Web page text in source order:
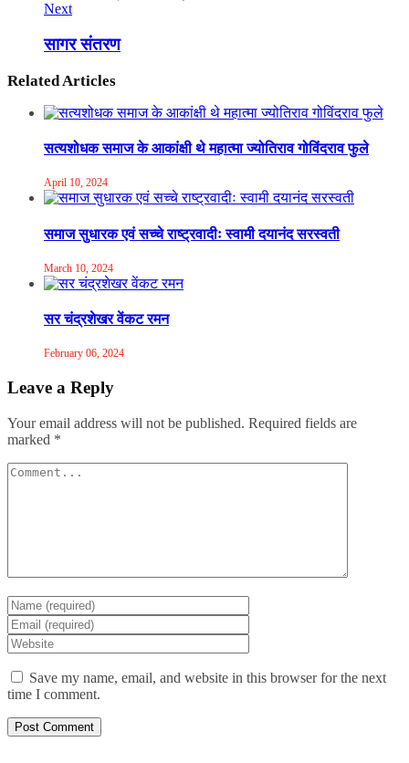
Next
सागर संतरण
Related Articles
सत्यशोधक समाज के आकांक्षी थे महात्मा ज्योतिराव गोविंदराव फुले
April 10, 2024
समाज सुधारक एवं सच्चे राष्ट्रवादीः स्वामी दयानंद सरस्वती
March 10, 2024
सर चंद्रशेखर वेंकट रमन
February 06, 2024
Leave a Reply
Your email address will not be published. Required fields are
marked *
Save my name, email, and website in this browser for the next
time I comment.